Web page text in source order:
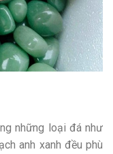
những loại đá như
anh xanh đều phù